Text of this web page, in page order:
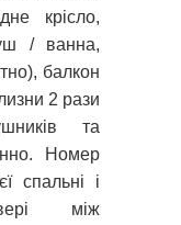
крісло,
/ ванна,
балкон
2 рази
та
Номер
спальні і
між